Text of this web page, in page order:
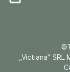
„Victiana"